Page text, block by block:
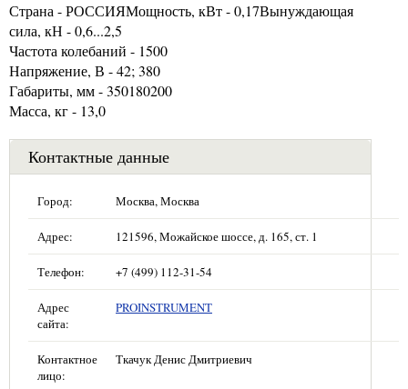
Страна - РОССИЯМощность, кВт - 0,17Вынуждающая
сила, кН - 0,6...2,5
Частота колебаний - 1500
Напряжение, В - 42; 380
Габариты, мм - 350180200
Масса, кг - 13,0
Контактные данные
Город: Москва, Москва
Адрес: 121596, Можайское шоссе, д. 165, ст. 1
Телефон: +7 (499) 112-31-54
Адрес
сайта:
PROINSTRUMENT
Контактное
лицо:
Ткачук Денис Дмитриевич